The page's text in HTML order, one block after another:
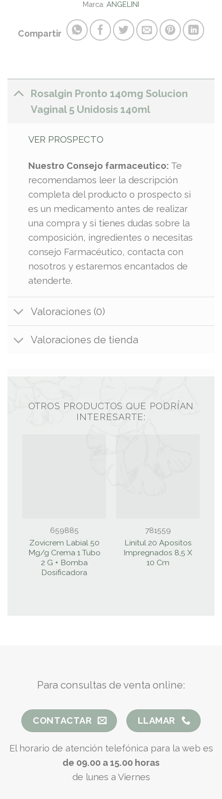
Marca: ANGELINI
Compartir
Rosalgin Pronto 140mg Solucion
Vaginal 5 Unidosis 140ml
VER PROSPECTO
Nuestro Consejo farmaceutico: Te
recomendamos leer la descripción
completa del producto o prospecto si
es un medicamento antes de realizar
una compra y si tienes dudas sobre la
composición, ingredientes o necesitas
consejo Farmacéutico, contacta con
nosotros y estaremos encantados de
atenderte.
Valoraciones (0)
Valoraciones de tienda
OTROS PRODUCTOS QUE PODRÍAN
INTERESARTE:
659885
Zovicrem Labial 50
Mg/g Crema 1 Tubo
2 G + Bomba
Dosificadora
781559
Linitul 20 Apositos
Impregnados 8,5 X
10 Cm
Para consultas de venta online:
CONTACTAR LLAMAR
El horario de atención telefónica para la web es
de 09.00 a 15.00 horas
de lunes a Viernes